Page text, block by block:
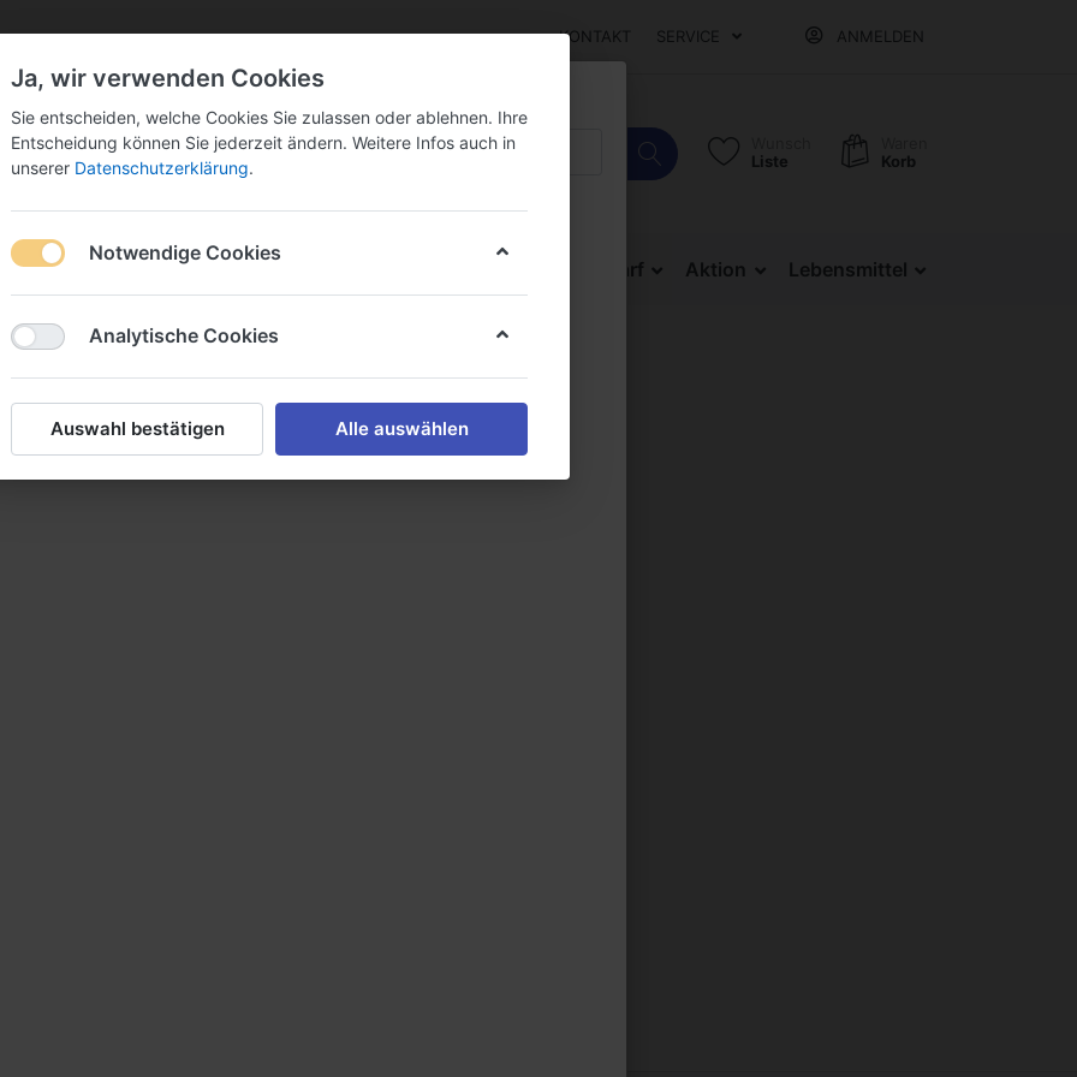
Sie bitte Ihre Postleitzahl ein:
KONTAKT SERVICE ANMELDEN
Liste
Korb
Sekt & Co. Wein Bürobedarf Aktion Lebensmittel
Ja, wir verwenden Cookies
Sie entscheiden, welche Cookies Sie zulassen oder ablehnen. Ihre
Entscheidung können Sie jederzeit ändern. Weitere Infos auch in
unserer Datenschutzerklärung.
Notwendige Cookies
Analytische Cookies
Auswahl bestätigen Alle auswählen